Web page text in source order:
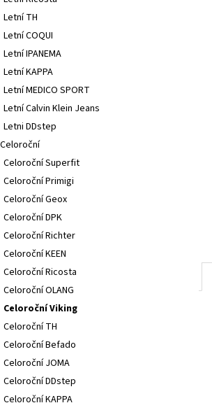
Letní TH
Letní COQUI
Letní IPANEMA
Letní KAPPA
Letní MEDICO SPORT
Letní Calvin Klein Jeans
Letni DDstep
Celoroční
Celoroční Superfit
Celoroční Primigi
Celoroční Geox
Celoroční DPK
Celoroční Richter
Celoroční KEEN
Celoroční Ricosta
Celoroční OLANG
Celoroční Viking
Celoroční TH
Celoroční Befado
Celoroční JOMA
Celoroční DDstep
Celoroční KAPPA